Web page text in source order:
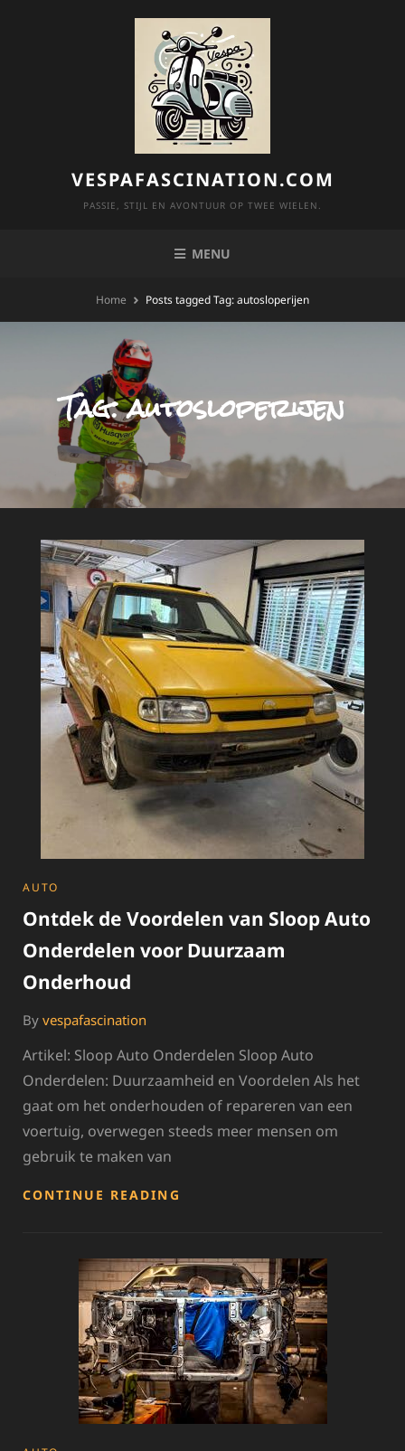
VESPAFASCINATION.COM
PASSIE, STIJL EN AVONTUUR OP TWEE WIELEN.
MENU
Home Posts taggedTag:autosloperijen
Tag:autosloperijen
CATEGORIES
AUTO
Ontdek de Voordelen van Sloop Auto
Onderdelen voor Duurzaam
Onderhoud
By vespafascination
Artikel: Sloop Auto Onderdelen Sloop Auto
Onderdelen: Duurzaamheid en Voordelen Als het
gaat om het onderhouden of repareren van een
voertuig, overwegen steeds meer mensen om
gebruik te maken van
CONTINUE READING
SLOOP
AUTO
ONDERDELEN
VOOR
DUURZAAM
ONDERHOUD